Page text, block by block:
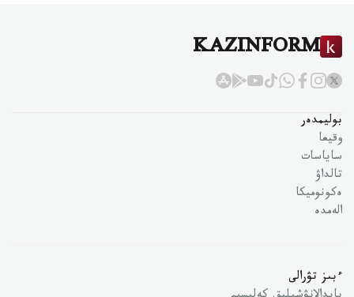
KAZINFORM
بوليمدەر
وقيعا
ساياسات
تالداۋ
ەكونوميكا
الەمدە
ءبىز تۋرالى